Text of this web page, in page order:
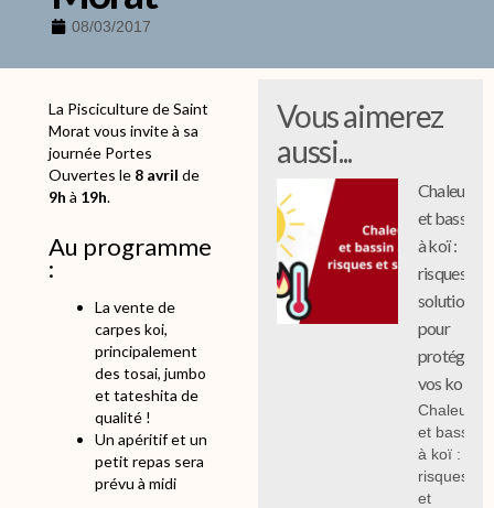
08/03/2017
La Pisciculture de Saint
Morat vous invite à sa
journée Portes
Ouvertes le 8 avril de
9h à 19h.
Au programme
:
La vente de
carpes koi,
principalement
des tosai, jumbo
et tateshita de
qualité !
Un apéritif et un
petit repas sera
prévu à midi
Vous aimerez
aussi...
Chaleur
et bassin
à koï :
risques et
solutions
pour
protéger
vos koi
Chaleur
et bassin
à koï :
risques
et